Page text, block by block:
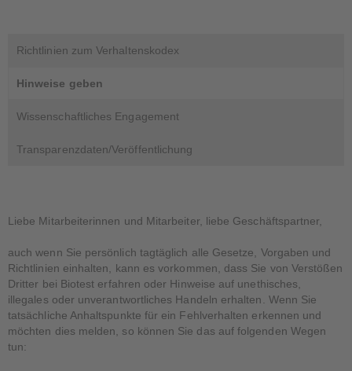
Richtlinien zum Verhaltenskodex
Hinweise geben
Wissenschaftliches Engagement
Transparenzdaten/Veröffentlichung
Liebe Mitarbeiterinnen und Mitarbeiter, liebe Geschäftspartner,
auch wenn Sie persönlich tagtäglich alle Gesetze, Vorgaben und
Richtlinien einhalten, kann es vorkommen, dass Sie von Verstößen
Dritter bei Biotest erfahren oder Hinweise auf unethisches,
illegales oder unverantwortliches Handeln erhalten. Wenn Sie
tatsächliche Anhaltspunkte für ein Fehlverhalten erkennen und
möchten dies melden, so können Sie das auf folgenden Wegen
tun: